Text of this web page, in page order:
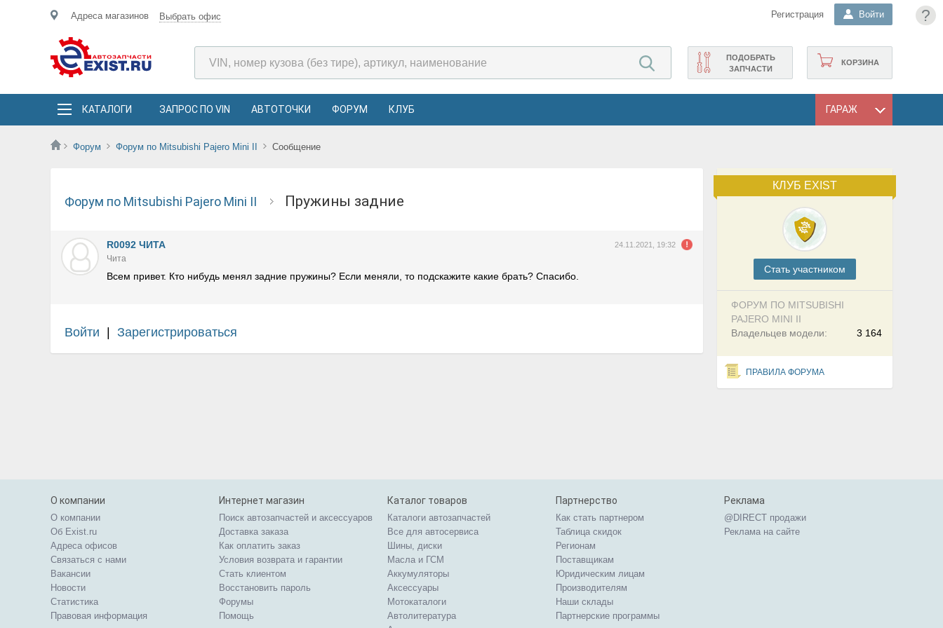
?
Адреса магазинов Выбрать офис Регистрация Войти
КОРЗИНА
ПОДОБРАТЬ
ЗАПЧАСТИ
КАТАЛОГИ ЗАПРОС ПО VIN АВТОТОЧКИ ФОРУМ КЛУБ ГАРАЖ
Форум Форум по Mitsubishi Pajero Mini II Сообщение
КЛУБ EXIST
Cтать участником
ФОРУМ ПО MITSUBISHI
PAJERO MINI II
3 164
Владельцев модели:
ПРАВИЛА ФОРУМА
Форум по Mitsubishi Pajero Mini II Пружины задние
R0092 ЧИТА 24.11.2021, 19:32
Чита
Всем привет. Кто нибудь менял задние пружины? Если меняли, то подскажите какие брать? Спасибо.
Войти Зарегистрироваться
О компании
О компании
Об Exist.ru
Адреса офисов
Связаться с нами
Вакансии
Новости
Статистика
Правовая информация
Интернет магазин
Поиск автозапчастей и аксессуаров
Доставка заказа
Как оплатить заказ
Условия возврата и гарантии
Стать клиентом
Восстановить пароль
Форумы
Помощь
Каталог товаров
Каталоги автозапчастей
Все для автосервиса
Шины, диски
Масла и ГСМ
Аккумуляторы
Аксессуары
Мотокаталоги
Автолитература
Партнерство
Как стать партнером
Таблица скидок
Регионам
Поставщикам
Юридическим лицам
Производителям
Наши склады
Партнерские программы
Реклама
@DIRECT продажи
Реклама на сайте